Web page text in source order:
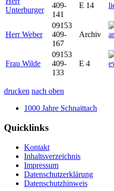
Unterburger
409-
141
E 14
Herr Weber
09153
409-
167
Archiv
Frau Wilde
09153
409-
133
E 4
drucken nach oben
1000 Jahre Schnaittach
Quicklinks
Kontakt
Inhaltsverzeichnis
Impressum
Datenschutzerklärung
Datenschutzhinweis